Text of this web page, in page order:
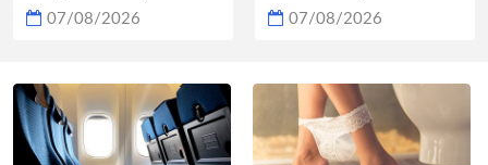
07/08/2026 07/08/2026